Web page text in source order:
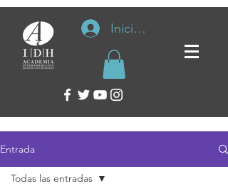
Iniciar sesión
Entrada
Todas las entradas